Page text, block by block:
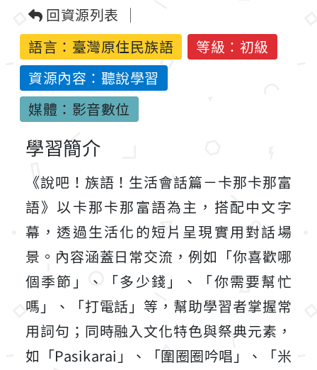
回資源列表
語言： 臺灣原住民族語
等級：初級
資源內容：聽說學習
媒體：影音數位
學習簡介
《說吧！族語！生活會話篇－卡那卡那富
語》以卡那卡那富語為主，搭配中文字
幕，透過生活化的短片呈現實用對話場
景。內容涵蓋日常交流，例如「你喜歡哪
個季節」、「多少錢」、「你需要幫忙
嗎」、「打電話」等，幫助學習者掌握常
用詞句；同時融入文化特色與祭典元素，
如「Pasikarai」、「圍圈圈吟唱」、「米